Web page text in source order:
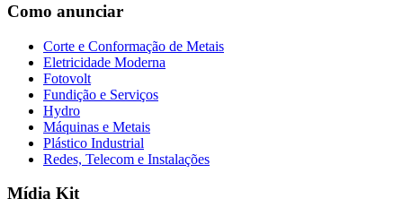
Como anunciar
Corte e Conformação de Metais
Eletricidade Moderna
Fotovolt
Fundição e Serviços
Hydro
Máquinas e Metais
Plástico Industrial
Redes, Telecom e Instalações
Mídia Kit